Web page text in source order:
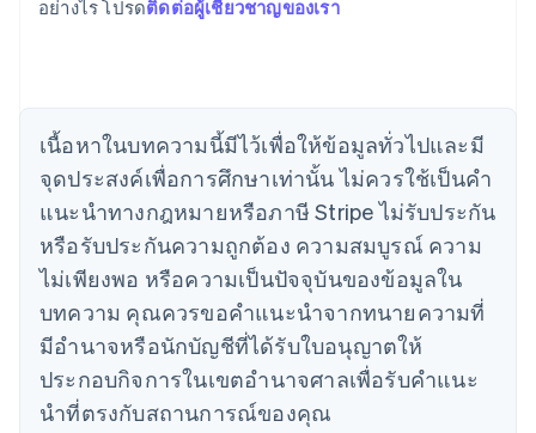
อย่างไร โปรดติดต่อผู้เชี่ยวชาญของเรา
เนื้อหาในบทความนี้มีไว้เพื่อให้ข้อมูลทั่วไปและมี
จุดประสงค์เพื่อการศึกษาเท่านั้น ไม่ควรใช้เป็นคํา
แนะนําทางกฎหมายหรือภาษี Stripe ไม่รับประกัน
หรือรับประกันความถูกต้อง ความสมบูรณ์ ความ
ไม่เพียงพอ หรือความเป็นปัจจุบันของข้อมูลใน
บทความ คุณควรขอคําแนะนําจากทนายความที่
มีอํานาจหรือนักบัญชีที่ได้รับใบอนุญาตให้
ประกอบกิจการในเขตอํานาจศาลเพื่อรับคําแนะ
นําที่ตรงกับสถานการณ์ของคุณ
กรีซ
แคนาดา
English
โครเอเชีย
EnglishItaliano
จีนแผ่นดินใหญ่
ไซปรัส
English
ญี่ปุ่น
日本語English
เดนมาร์ก
English
ไทย
ไทย English